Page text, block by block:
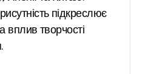
підкреслює
вплив творчості